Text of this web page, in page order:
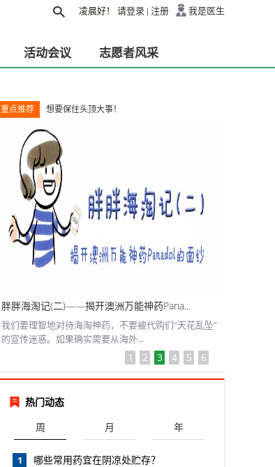
凌晨好！ 请登录 | 注册 我是医生
活动会议 志愿者风采
重点推荐 想要保住头顶大事！
胖胖海淘记(二)——揭开澳洲万能神药Pana...
我们要理智地对待海淘神药，不要被代购们“天花乱坠”
的宣传迷惑。如果确实需要从海外...
1 2 3 4 5 6
热门动态
周
月 年
1 哪些常用药宜在阴凉处贮存？